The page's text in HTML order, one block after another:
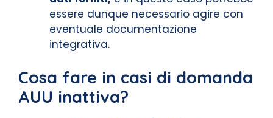
essere dunque necessario agire con
eventuale documentazione
integrativa.
Cosa fare in casi di domanda
AUU inattiva?